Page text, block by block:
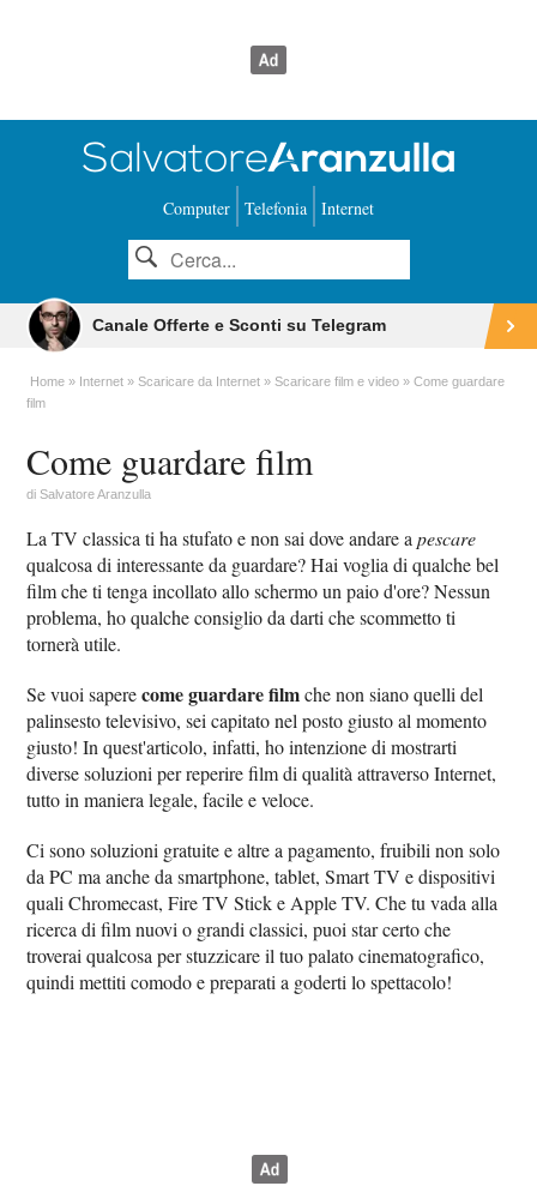
Computer Telefonia Internet
Canale Offerte e Sconti su Telegram
Home Internet Scaricare da Internet Scaricare film e video
Come guardare
film
Come guardare film
diSalvatore Aranzulla
La TV classica ti ha stufato e non sai dove andare apescare
qualcosa di interessante da guardare? Hai voglia di qualche bel
film che ti tenga incollato allo schermo un paio d'ore? Nessun
problema, ho qualche consiglio da darti che scommetto ti
tornerà utile.
Se vuoi saperecome guardare filmche non siano quelli del
palinsesto televisivo, sei capitato nel posto giusto al momento
giusto! In quest'articolo, infatti, ho intenzione di mostrarti
diverse soluzioni per reperire film di qualità attraverso Internet,
tutto in maniera legale, facile e veloce.
Ci sono soluzioni gratuite e altre a pagamento, fruibili non solo
da PC ma anche da smartphone, tablet, Smart TV e dispositivi
quali Chromecast, Fire TV Stick e Apple TV. Che tu vada alla
ricerca di film nuovi o grandi classici, puoi star certo che
troverai qualcosa per stuzzicare il tuo palato cinematografico,
quindi mettiti comodo e preparati a goderti lo spettacolo!